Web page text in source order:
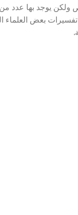
ولكن يوجد بها عدد
بعض العلماء